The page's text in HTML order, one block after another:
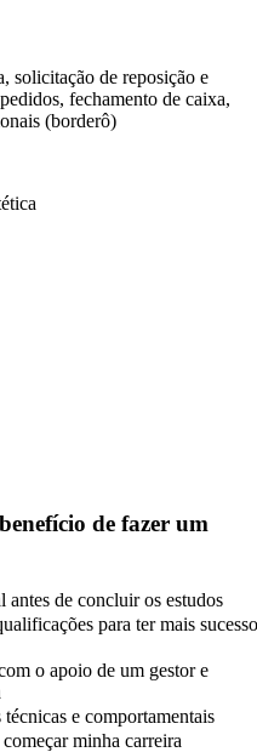
solicitação de reposição e
fechamento de caixa,
(borderô)
de fazer um
de concluir os estudos
para ter mais sucesso
o apoio de um gestor e
e comportamentais
minha carreira